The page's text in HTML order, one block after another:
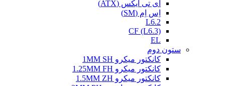
ای تی ایکس (ATX)
اِس اِم (SM)
L6.2
CF (L6.3)
EL
ستون دوم
کانکتور میکرو 1MM SH
کانکتور میکرو 1.25MM FH
کانکتور میکرو 1.5MM ZH